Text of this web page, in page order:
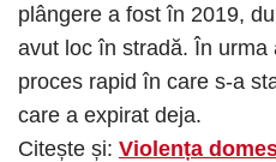
plângere a fost în 2019,
avut loc în stradă. În urma
proces rapid în care s-a
care a expirat deja.
Citește și: Violența